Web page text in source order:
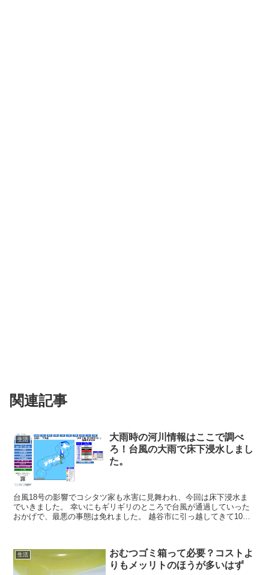
関連記事
生活
大雨時の河川情報はここで調べ
ろ！台風の大雨で床下浸水しまし
た。
台風18号の影響でコシタツ家も水害に見舞われ、今回は床下浸水ま
でいきました。 幸いにもギリギリのところで台風が通過していった
おかげで、最悪の事態は免れました。 越谷市に引っ越してきて10年
生活
おむつゴミ箱って必要？コストよ
りもメッリトのほうが多いはず